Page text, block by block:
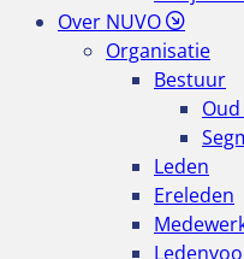
Over NUVO
Organisatie
Bestuur
Leden
Ereleden